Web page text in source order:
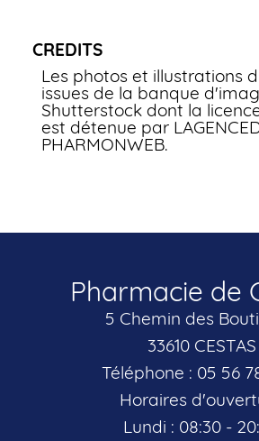
CREDITS
Les photos et illustrations
issues de la banque
Shutterstock dont la
est détenue par
PHARMONWEB.
Pharmacie de
5 Chemin des
33610 CESTAS
Téléphone : 05 56
Horaires
Lundi : 08:30 -